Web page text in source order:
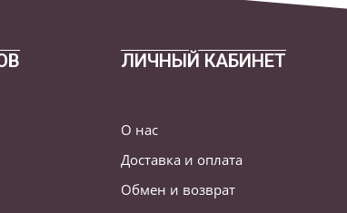
ЛИЧНЫЙ КАБИНЕТ
О нас
Доставка и оплата
Обмен и возврат